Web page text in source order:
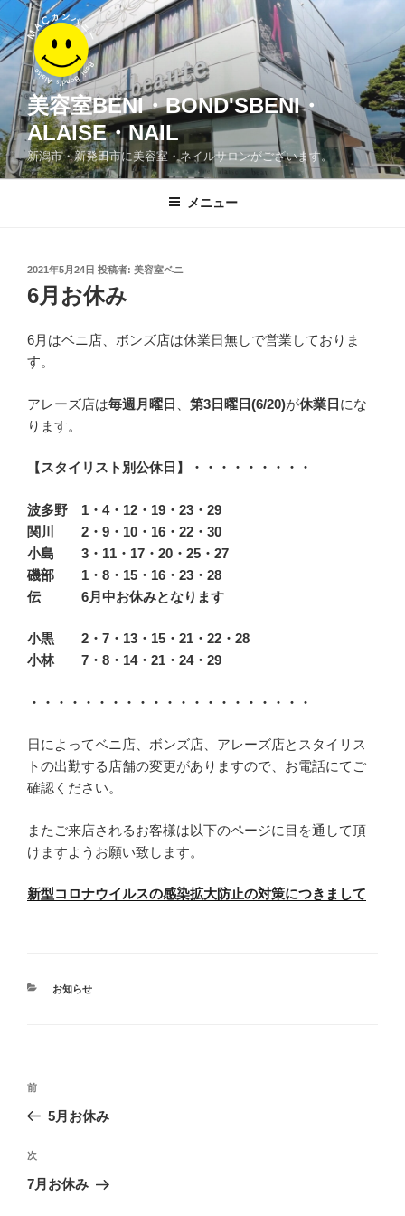
ン
テ
へ
ス
キ
ッ
美容室BENI・BOND'SBENI・
ALAISE・NAIL
新潟市・新発田市に美容室・ネイルサロンがございます。
メニュー
投
稿
日:
2021年5月24日 投稿者: 美容室ベニ
6月お休み
6月はベニ店、ボンズ店は休業日無しで営業しておりま
す。
アレーズ店は毎週月曜日 第3日曜日(6/20)が休業日 にな
ります。
【スタイリスト別公休日】・・・・・・・・・
波多野 1・4・12・19・23・29
関川 2・9・10・16・22・30
小島 3・11・17・20・25・27
磯部 1・8・15・16・23・28
伝 6月中お休みとなります
小黒 2・7・13・15・21・22・28
小林 7・8・14・21・24・29
・・・・・・・・・・・・・・・・・・・・・
日によってベニ店、ボンズ店、アレーズ店とスタイリス
トの出勤する店舗の変更がありますので、お電話にてご
確認ください。
またご来店されるお客様は以下のページに目を通して頂
けますようお願い致します。
新型コロナウイルスの感染拡大防止の対策につきまして
カ
お知らせ
投
ビ
ゲ
前
の
稿
前
5月お休み
次
の
次
7月お休み